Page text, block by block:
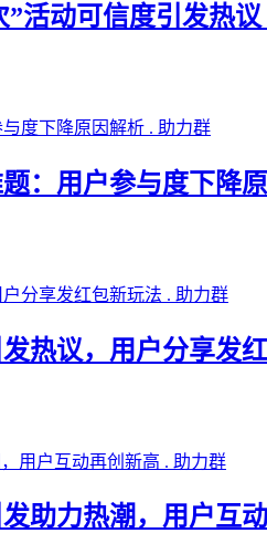
”活动可信度引发热议
助力群
：用户参与度下降
助力群
热议，用户分享发
助力群
助力热潮，用户互